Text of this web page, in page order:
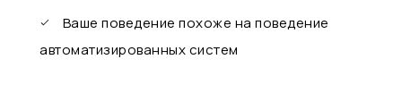
Ваше поведение похоже на поведение
автоматизированных систем